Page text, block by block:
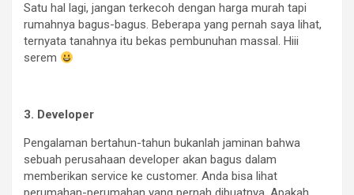
Satu hal lagi, jangan terkecoh dengan harga murah tapi
rumahnya bagus-bagus. Beberapa yang pernah saya lihat,
ternyata tanahnya itu bekas pembunuhan massal. Hiii
serem
3. Developer
Pengalaman bertahun-tahun bukanlah jaminan bahwa
sebuah perusahaan developer akan bagus dalam
memberikan service ke customer. Anda bisa lihat